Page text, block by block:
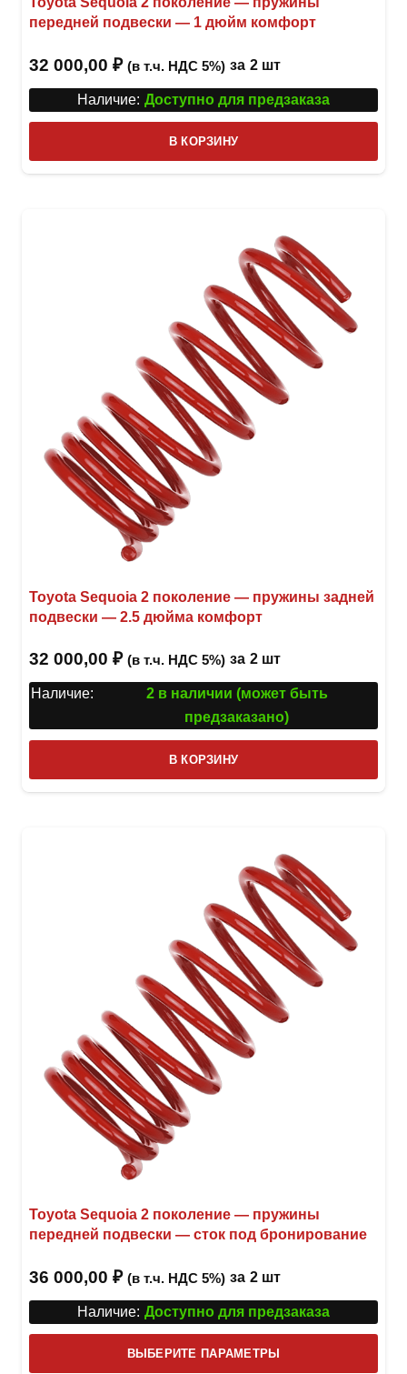
передней подвески — 1 дюйм комфорт
32 000,00 ₽ (в т.ч. НДС 5%) за 2 шт
Наличие: Доступно для предзаказа
В КОРЗИНУ
Toyota Sequoia 2 поколение — пружины задней
подвески — 2.5 дюйма комфорт
32 000,00 ₽ (в т.ч. НДС 5%) за 2 шт
Наличие:
2 в наличии (может быть
предзаказано)
В КОРЗИНУ
Toyota Sequoia 2 поколение — пружины
передней подвески — сток под бронирование
36 000,00 ₽ (в т.ч. НДС 5%) за 2 шт
Наличие: Доступно для предзаказа
ВЫБЕРИТЕ ПАРАМЕТРЫ
товар